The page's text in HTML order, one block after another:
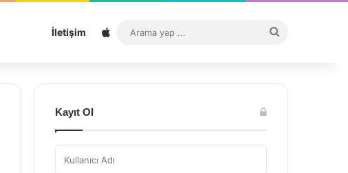
İletişim Sitemap
...
Kayıt Ol